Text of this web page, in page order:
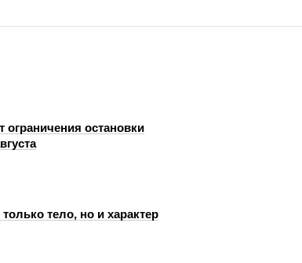
остановки
тело, но и характер